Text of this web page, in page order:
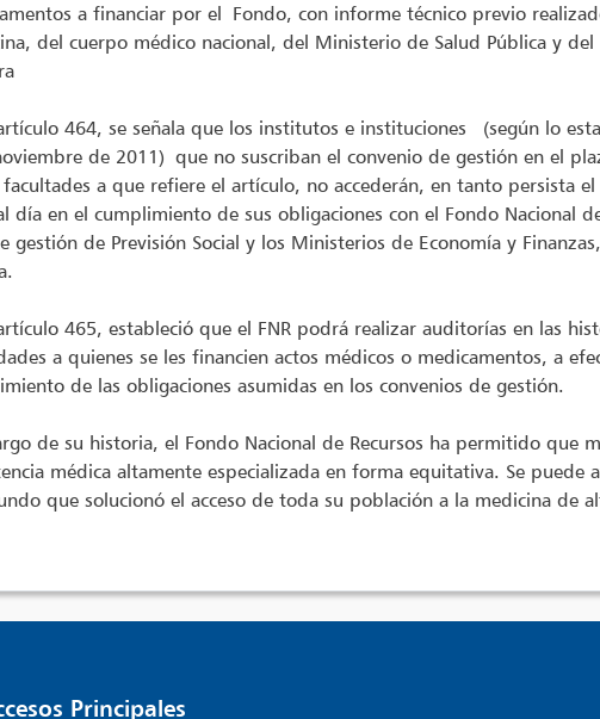
a financiar por el Fondo, con informe técnico previo
del cuerpo médico nacional, del Ministerio de Salud Pública y del
464, se señala que los institutos e instituciones (según lo
de 2011) que no suscriban el convenio de gestión en el
facultades a que refiere el artículo, no accederán, en tanto persista
día en el cumplimiento de sus obligaciones con el Fondo Nacional
gestión de Previsión Social y los Ministerios de Economía y
465, estableció que el FNR podrá realizar auditorías en las
a quienes se les financien actos médicos o medicamentos, a
de las obligaciones asumidas en los convenios de gestión.
de su historia, el Fondo Nacional de Recursos ha permitido que
médica altamente especializada en forma equitativa. Se puede
que solucionó el acceso de toda su población a la medicina de
Principales